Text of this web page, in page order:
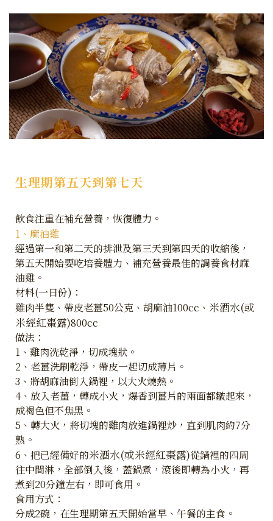
生理期第五天到第七天
飲食注重在補充營養，恢復體力。
1、麻油雞
經過第一和第二天的排泄及第三天到第四天的收縮後，
第五天開始要吃培養體力、補充營養最佳的調養食材麻
油雞。
材料(一日份)：
雞肉半隻、帶皮老薑50公克、胡麻油100cc、 米酒水(或
米經紅棗露)800cc
做法：
1、雞肉洗乾淨，切成塊狀。
2、老薑洗刷乾淨，帶皮一起切成薄片。
3、將胡麻油倒入鍋裡，以大火燒熱。
4、放入老薑，轉成小火，爆香到薑片的兩面都皺起來，
成褐色但不焦黑。
5、轉大火，將切塊的雞肉放進鍋裡炒，直到肌肉約7分
熟。
6、把已經備好的米酒水(或米經紅棗露)從鍋裡的四周
往中間淋，全部倒入後，蓋鍋煮，滾後即轉為小火，再
煮到20分鐘左右，即可食用。
食用方式：
分成2碗，在生理期第五天開始當早、午餐的主食。